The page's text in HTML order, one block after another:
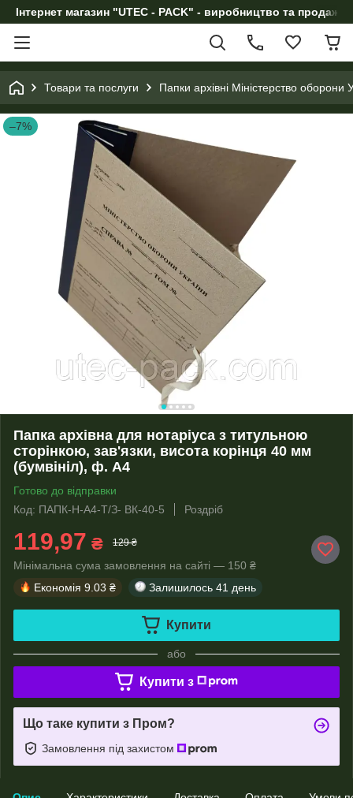
Інтернет магазин "UTEC - PACK" - виробництво та продаж
Товари та послуги Папки архівні Міністерство оборони
–7%
Папка архівна для нотаріуса з титульною
сторінкою, зав'язки, висота корінця 40 мм
(бумвініл), ф. А4
Готово до відправки
Код: ПАПК-Н-А4-Т/З- ВК-40-5
Роздріб
119,97 ₴ 129 ₴
Мінімальна сума замовлення на сайті — 150 ₴
Економія 9.03 ₴ Залишилось 41 день
Купити
або
Купити з
Що таке купити з Пром?
Замовлення під захистом